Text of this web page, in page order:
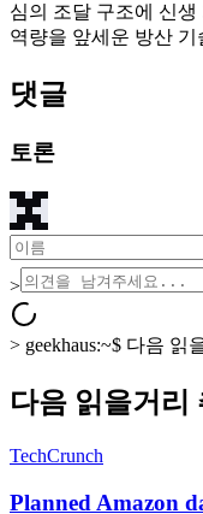
심의 조달 구조에 신
역량을 앞세운 방산
댓글
토론
>
> geekhaus:~$ 다음 읽
다음 읽을거리
TechCrunch
Planned Amazon